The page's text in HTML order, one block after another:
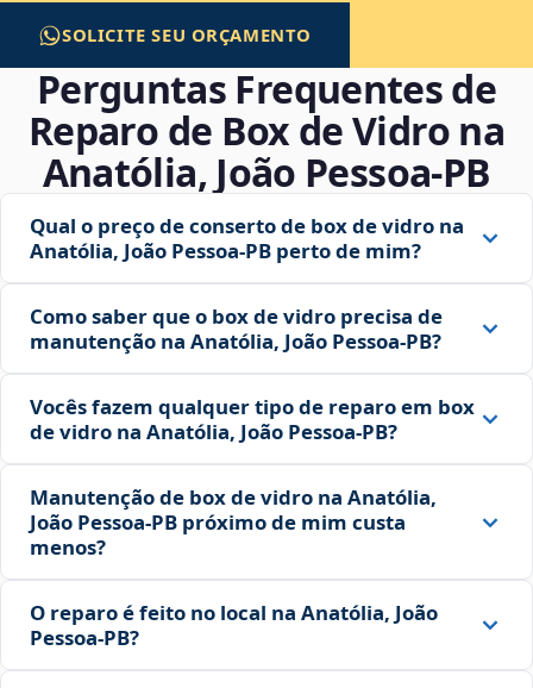
SOLICITE SEU ORÇAMENTO
Perguntas Frequentes de
Reparo de Box de Vidro na
Anatólia, João Pessoa‑PB
Qual o preço de conserto de box de vidro na
Anatólia, João Pessoa‑PB perto de mim?
Como saber que o box de vidro precisa de
manutenção na Anatólia, João Pessoa‑PB?
Vocês fazem qualquer tipo de reparo em box
de vidro na Anatólia, João Pessoa‑PB?
Manutenção de box de vidro na Anatólia,
João Pessoa‑PB próximo de mim custa
menos?
O reparo é feito no local na Anatólia, João
Pessoa‑PB?